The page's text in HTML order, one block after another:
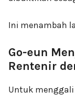
Ini menambah
Go-eun
Rentenir
Untuk